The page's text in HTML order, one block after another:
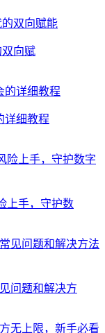
双向赋
详细教程
上手，守护数
问题和解决方